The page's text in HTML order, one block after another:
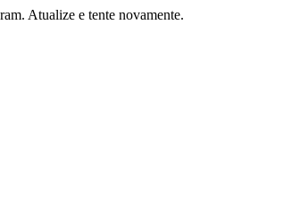
Atualize e tente novamente.